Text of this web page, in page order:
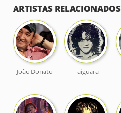
ARTISTAS RELACIONADOS
João Donato Taiguara